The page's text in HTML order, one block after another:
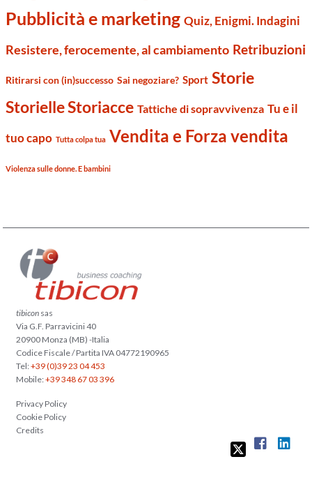
Pubblicità e marketing Quiz, Enigmi. Indagini
Resistere, ferocemente, al cambiamento Retribuzioni
Ritirarsi con (in)successo Sai negoziare? Sport Storie
Storielle Storiacce Tattiche di sopravvivenza Tu e il
tuo capo Tutta colpa tua Vendita e Forza vendita
Violenza sulle donne. E bambini
tibicon sas
Via G.F. Parravicini 40
20900 Monza (MB) -Italia
Codice Fiscale / Partita IVA 04772190965
Tel:+39 (0)39 23 04 453
Mobile:+39 348 67 03 396
Privacy Policy
Cookie Policy
Credits